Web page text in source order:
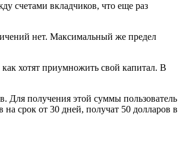
счетами вкладчиков, что еще раз
нет. Максимальный же предел
хотят приумножить свой капитал. В
Для получения этой суммы пользователь
срок от 30 дней, получат 50 долларов в